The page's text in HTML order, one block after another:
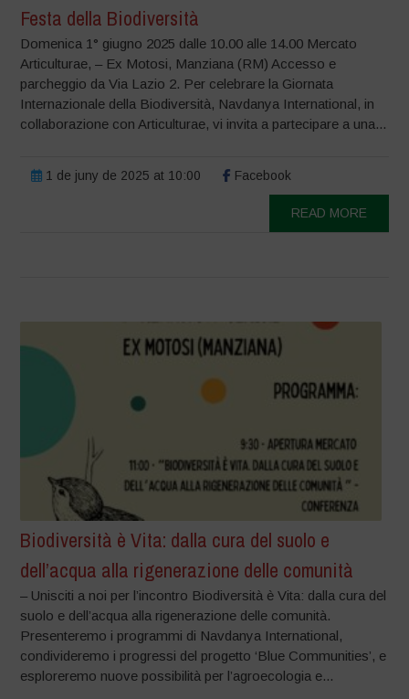
Festa della Biodiversità
Domenica 1° giugno 2025 dalle 10.00 alle 14.00 Mercato
Articulturae, – Ex Motosi, Manziana (RM) Accesso e
parcheggio da Via Lazio 2. Per celebrare la Giornata
Internazionale della Biodiversità, Navdanya International, in
collaborazione con Articulturae, vi invita a partecipare a una...
1 de juny de 2025 at 10:00 Facebook
READ MORE
Biodiversità è Vita: dalla cura del suolo e
dell’acqua alla rigenerazione delle comunità
– Unisciti a noi per l’incontro Biodiversità è Vita: dalla cura del
suolo e dell’acqua alla rigenerazione delle comunità.
Presenteremo i programmi di Navdanya International,
condivideremo i progressi del progetto ‘Blue Communities’, e
esploreremo nuove possibilità per l’agroecologia e...